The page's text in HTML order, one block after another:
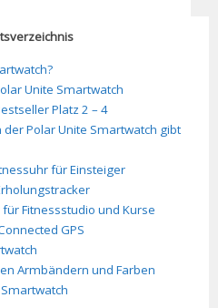
Unite Smartwatch
Platz 2 – 4
Polar Unite Smartwatch gibt
für Einsteiger
Fitnessstudio und Kurse
GPS
Armbändern und Farben